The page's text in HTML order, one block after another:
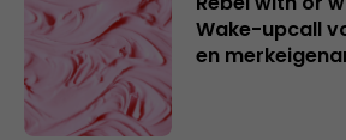
Wake-upcall
en